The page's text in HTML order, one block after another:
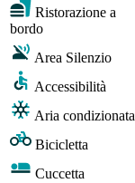
Ristorazione a
bordo
Area Silenzio
Accessibilità
Aria condizionata
Bicicletta
Cuccetta